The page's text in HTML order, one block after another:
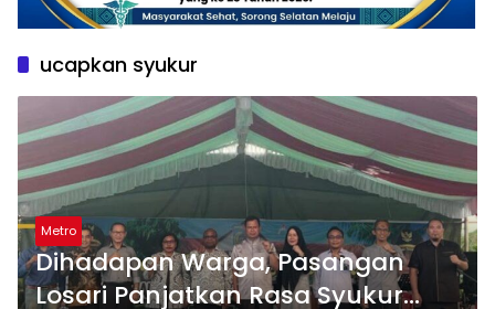
ucapkan syukur
Metro
Dihadapan Warga, Pasangan
Losari Panjatkan Rasa Syukur